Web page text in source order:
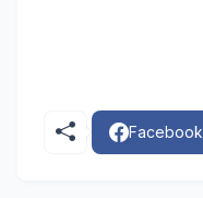
Facebook